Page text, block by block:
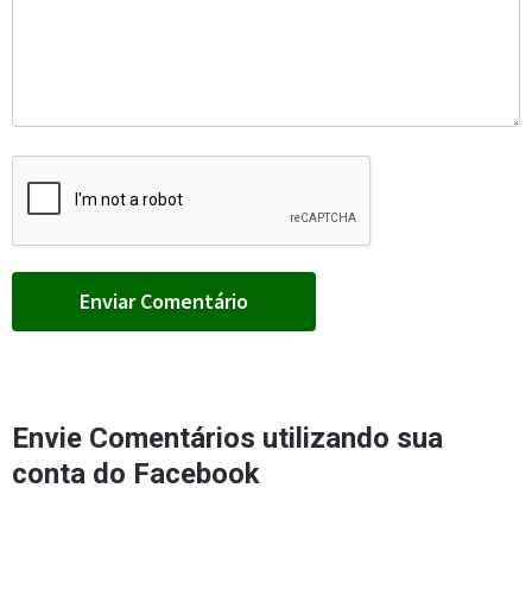
Envie Comentários utilizando sua
conta do Facebook